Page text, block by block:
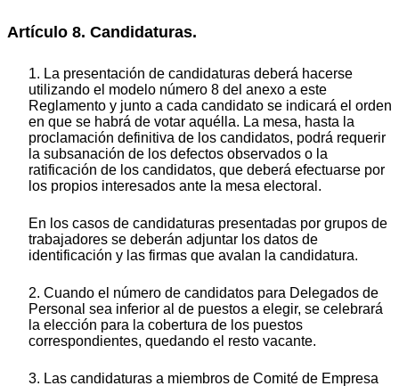
Artículo 8. Candidaturas.
1. La presentación de candidaturas deberá hacerse
utilizando el modelo número 8 del anexo a este
Reglamento y junto a cada candidato se indicará el orden
en que se habrá de votar aquélla. La mesa, hasta la
proclamación definitiva de los candidatos, podrá requerir
la subsanación de los defectos observados o la
ratificación de los candidatos, que deberá efectuarse por
los propios interesados ante la mesa electoral.
En los casos de candidaturas presentadas por grupos de
trabajadores se deberán adjuntar los datos de
identificación y las firmas que avalan la candidatura.
2. Cuando el número de candidatos para Delegados de
Personal sea inferior al de puestos a elegir, se celebrará
la elección para la cobertura de los puestos
correspondientes, quedando el resto vacante.
3. Las candidaturas a miembros de Comité de Empresa